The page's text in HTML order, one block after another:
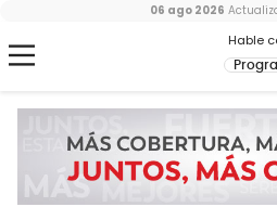
Hable
06 ago 2026